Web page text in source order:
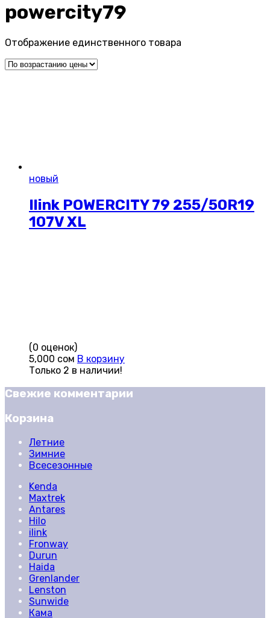
powercity79
Отображение единственного товара
новый
Ilink POWERCITY 79 255/50R19
107V XL
(0 оценок)
5,000 сом В корзину
Только 2 в наличии!
Свежие комментарии
Корзина
Летние
Зимние
Всесезонные
Kenda
Maxtrek
Antares
Hilo
ilink
Fronway
Durun
Haida
Grenlander
Lenston
Sunwide
Кама